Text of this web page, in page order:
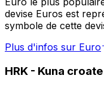
devise Euros est
symbole de cette
Plus d'infos sur Euro
HRK - Kuna croate